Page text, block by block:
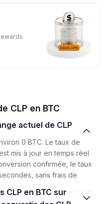
CLP en BTC
0 BTC. Le taux de
mis à jour en temps réel
confirmée, le taux
sans frais de